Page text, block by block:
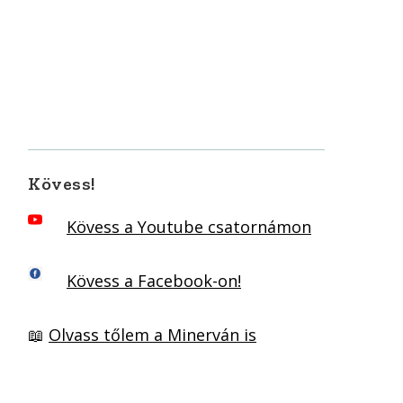
Kövess!
Kövess a Youtube csatornámon
Kövess a Facebook-on!
📖 Olvass tőlem a Minerván is